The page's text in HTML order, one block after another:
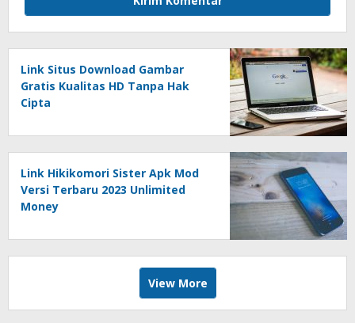
Link Situs Download Gambar
Gratis Kualitas HD Tanpa Hak
Cipta
Link Hikikomori Sister Apk Mod
Versi Terbaru 2023 Unlimited
Money
View More